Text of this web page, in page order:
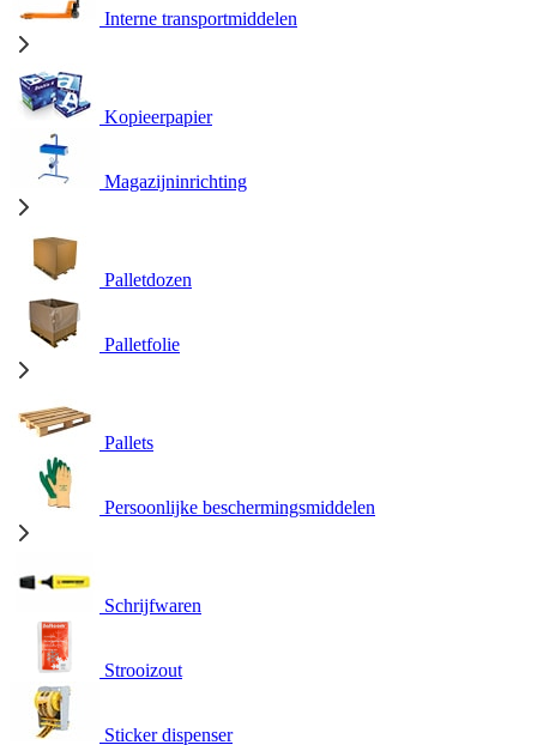
Interne transportmiddelen
Kopieerpapier
Magazijninrichting
Palletdozen
Palletfolie
Pallets
Persoonlijke beschermingsmiddelen
Schrijfwaren
Strooizout
Sticker dispenser